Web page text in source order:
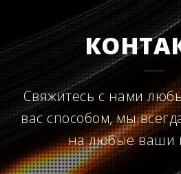
Свяжитесь с нами
вас способом, мы
на любые ваши